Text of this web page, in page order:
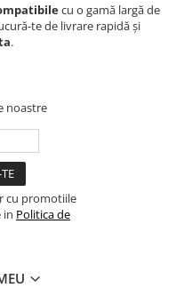
cu o gamă largă de
te de livrare rapidă și
.
noastre
cu promotiile
in Politica de